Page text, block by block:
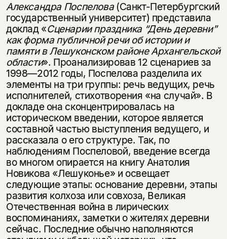
Александра Поспелова(Санкт-Петербургский
государственный университет) представила
доклад «Сценарии праздника “День деревни”
как форма публичной речи об истории и
памяти в Лешуконском районе Архангельской
области». Проанализировав 12 сценариев за
1998—2012 годы, Поспелова разделила их
элементы на три группы: речь ведущих, речь
исполнителей, стихотворения «на случай». В
докладе она сконцентрировалась на
историческом введении, которое является
составной частью выступления ведущего, и
рассказала о его структуре. Так, по
наблюдениям Поспеловой, введение всегда
во многом опирается на книгу Анатолия
Новикова «Лешуконье» и освещает
следующие этапы: основание деревни, этапы
развития колхоза или совхоза, Великая
Отечественная война в лирических
воспоминаниях, заметки о жителях деревни
сейчас. Последние обычно наполняются